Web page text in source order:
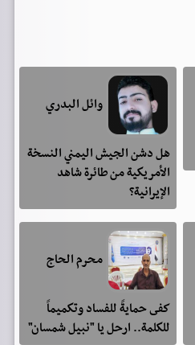
وائل البدري
هل دشن الجيش اليمني النسخة
الأمريكية من طائرة شاهد
الإيرانية؟
محرم الحاج
كفى حمايةً للفساد وتكميماً
للكلمة.. ارحل يا "نبيل شمسان"